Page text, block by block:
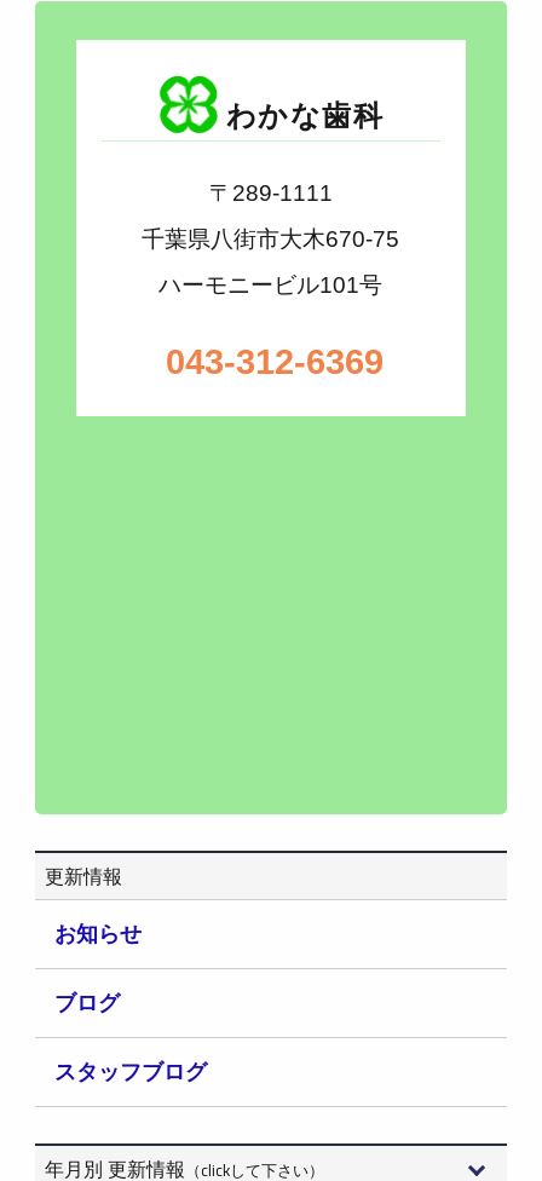
わかな歯科
〒289-1111
千葉県八街市大木670-75
ハーモニービル101号
043-312-6369
更新情報
お知らせ
ブログ
スタッフブログ
年月別 更新情報 （clickして下さい）